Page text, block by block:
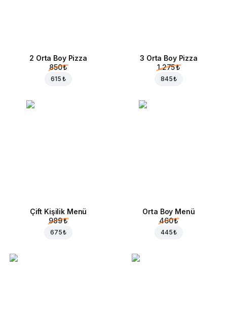
2 Orta Boy Pizza
850 ₺
615 ₺
3 Orta Boy Pizza
1.275 ₺
845 ₺
Çift Kişilik Menü
989 ₺
675 ₺
Orta Boy Menü
460 ₺
445 ₺